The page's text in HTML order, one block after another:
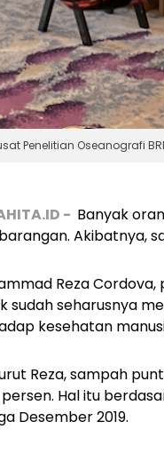
Penelitian Oseanografi
- Banyak
Akibatnya,
Reza
sudah seharusnya
kesehatan
Reza, sampah
Hal itu
Desember 2019.